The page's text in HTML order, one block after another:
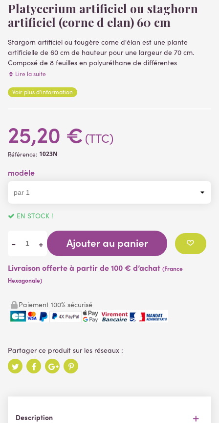
Platycerium artificiel ou staghorn
artificiel (corne d elan) 60 cm
Stargorn artificiel ou fougère corne d'élan est une plante
artificielle de 60 cm de hauteur pour une largeur de 70 cm.
Composé de 8 feuilles en polyuréthane de différentes
tailles. Aspect duveteux. Plante à piquer vendue sans pot, base
Plantes artificielles.
Lire la suite
Voir plus d'information
25,20 € (TTC)
Référence: 1023N
modèle
EN STOCK !
- + Ajouter au panier
Livraison offerte à partir de 100 € d’achat (France
Hexagonale)
Paiement 100% sécurisé
Description